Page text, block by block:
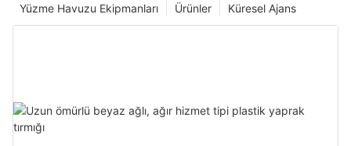
Küresel Ajans
Ürünler
Yüzme Havuzu Ekipmanları